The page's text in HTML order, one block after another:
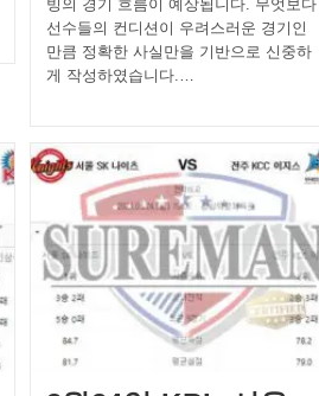
빙의 경기 흐름이 예상됩니다. 무엇보다
선수들의 컨디션이 우려스러운 경기인
만큼 정확한 사실만을 기반으로 신중하
게 작성하였습니다.…